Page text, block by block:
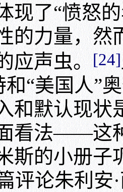
现了“愤怒
的力量，然
应声虫。
[24]
和“美国人”
和默认现状
看法——这
斯的小册子
评论朱利安